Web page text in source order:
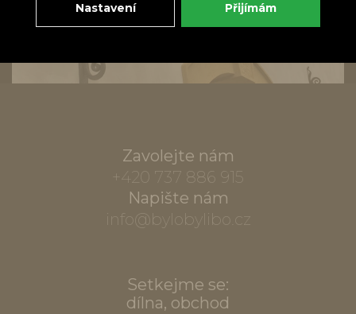
Zavolejte nám
+420 737 886 915
Napište nám
info@bylobylibo.cz
Setkejme se:
dílna, obchod
Nastavení Přijímám